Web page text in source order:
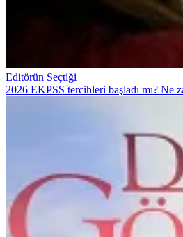
Editörün Seçtiği
2026 EKPSS tercihleri başladı mı? Ne